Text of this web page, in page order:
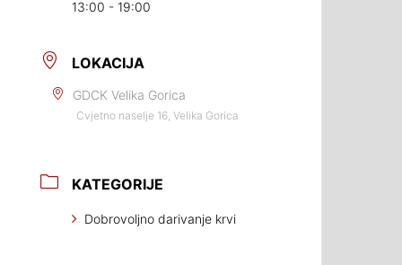
13:00 - 19:00
LOKACIJA
GDCK Velika Gorica
Cvjetno naselje 16, Velika Gorica
KATEGORIJE
Dobrovoljno darivanje krvi